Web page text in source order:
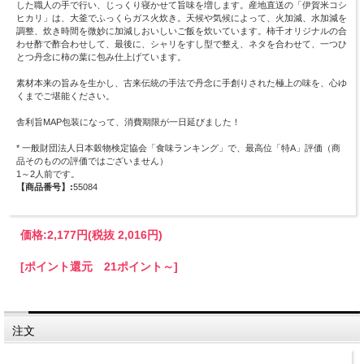
した職人の手で行い、じっくり寝かせて旨味を増します。産地直送の「伊賀米コシ
ヒカリ」は、大釜でふっくらガス火炊き。天候や気候によって、火加減、水加減を
調整、炊き時間を微妙に加減しおいしいご飯を炊いています。柿千オリジナルの合
わせ酢で酢合わせして、最後に、シャリをすし型で整え、ネタを合わせて、一つひ
とつ丹念に柿の葉に包み仕上げています。
素材本来の旨みを生かし、古来伝統の手法で丹念に手創りされた極上の味を、心ゆ
くまでご堪能ください。
舎利旨MAP包装になって、消費期限が一日延びました！
* 一般財団法人日本穀物検定協会「食味ランキング」で、最高位「特A」評価（商
品そのものの評価ではございません）
1～2人前です。
【商品番号】:55084
価格:2,177円(税抜 2,016円)
[ポイント還元 21ポイント～]
注文